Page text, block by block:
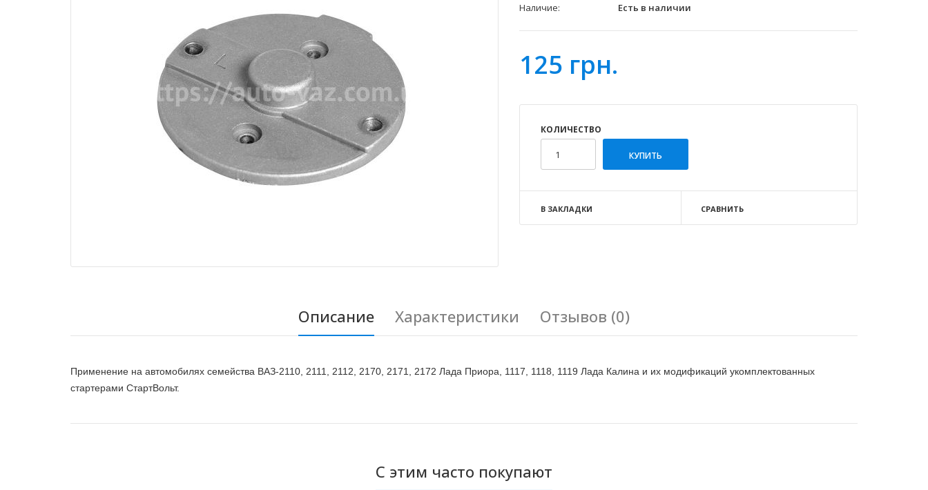
Наличие:
Есть в наличии
125 грн.
КОЛИЧЕСТВО
В ЗАКЛАДКИ СРАВНИТЬ
Описание Характеристики Отзывов (0)
Применение на автомобилях семейства ВАЗ-2110, 2111, 2112, 2170, 2171, 2172 Лада Приора, 1117, 1118, 1119 Лада Калина и их модификаций укомплектованных
стартерами СтартВольт.
С этим часто покупают